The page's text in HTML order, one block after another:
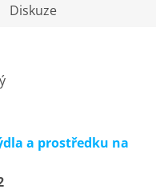
Diskuze
a prostředku na